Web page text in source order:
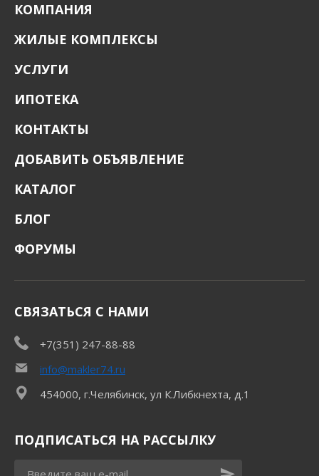
КОМПАНИЯ
ЖИЛЫЕ КОМПЛЕКСЫ
УСЛУГИ
ИПОТЕКА
КОНТАКТЫ
ДОБАВИТЬ ОБЪЯВЛЕНИЕ
КАТАЛОГ
БЛОГ
ФОРУМЫ
СВЯЗАТЬСЯ С НАМИ
+7(351) 247-88-88
info@makler74.ru
454000, г.Челябинск, ул К.Либкнехта, д.1
ПОДПИСАТЬСЯ НА РАССЫЛКУ